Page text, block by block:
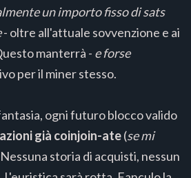
un importo fisso di sats
- oltre all'attuale sovvenzione e ai
manterrà - e forse
per il miner stesso.
ogni futuro blocco valido
già coinjoin-ate(se mi
storia di acquisti, nessun